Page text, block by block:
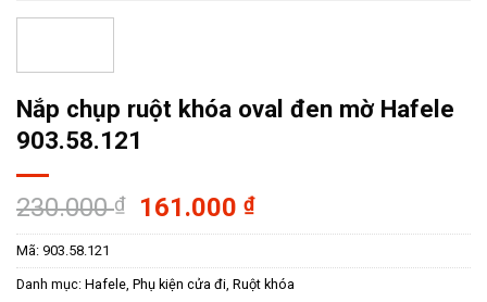
Nắp chụp ruột khóa oval đen mờ Hafele
903.58.121
230.000₫
Giá
gốc
230.000 ₫.
161.000₫Giá
hiện
là:
Mã: 903.58.121
Danh mục: Hafele, Phụ kiện cửa đi, Ruột khóa